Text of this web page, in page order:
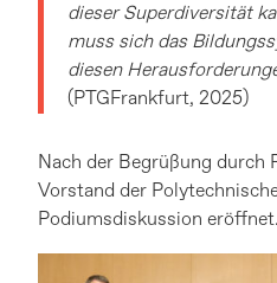
dieser Superdiversität
muss sich das
diesen
(PTGFrankfurt, 2025)
Nach der Begrüßung durch
Vorstand der
Podiumsdiskussion eröffnet.